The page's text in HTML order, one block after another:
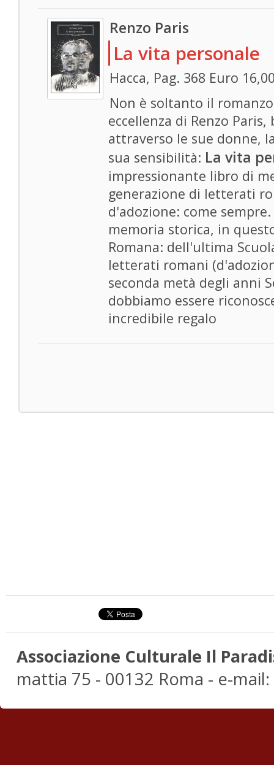
Renzo Paris
La vita personale
Hacca, Pag. 368 Euro
Non è soltanto il
eccellenza di Renzo
attraverso le sue donne,
sua sensibilità: La vita
impressionante libro di
generazione di letterati
d'adozione: come
memoria storica, in
Romana: dell'ultima
letterati romani
seconda metà degli anni
dobbiamo essere
incredibile regalo
Associazione Culturale Il
mattia 75 - 00132 Roma - e-mail: